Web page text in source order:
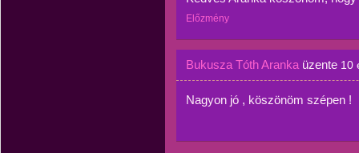
Előzmény
Bukusza Tóth Aranka üzente 10
Nagyon jó , köszönöm szépen !